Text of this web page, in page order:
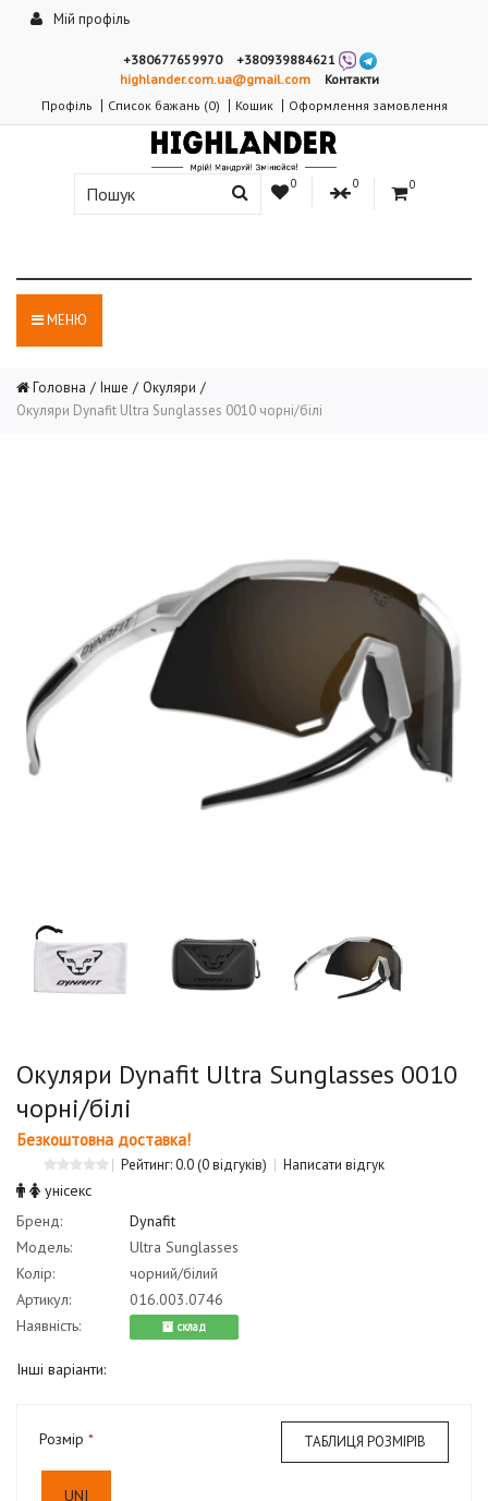
Мій профіль
+380677659970
+380939884621
highlander.com.ua@gmail.com
Контакти
Профіль
Список бажань (0) Кошик Оформлення замовлення
0 0 0
МЕНЮ
Головна Інше
Окуляри
Окуляри Dynafit Ultra Sunglasses 0010 чорні/білі
Окуляри Dynafit Ultra Sunglasses 0010
чорні/білі
Безкоштовна доставка!
Рейтинг: 0.0(0 відгуків) Написати відгук
унісекс
Бренд:
Dynafit
Модель:
Ultra Sunglasses
Колір:
чорний/білий
Артикул:
016.003.0746
Наявність:
cклад
Інші варіанти:
Розмір ТАБЛИЦЯ РОЗМІРІВ
UNI